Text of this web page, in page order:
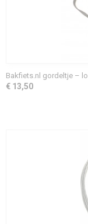
Bakfiets.nl gordeltje –
€ 13,50